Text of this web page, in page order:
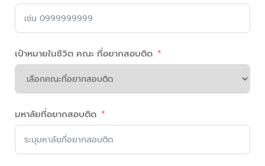
เป้าหมายในชีวิต คณะ ที่อยากสอบติด
มหาลัยที่อยากสอบติด